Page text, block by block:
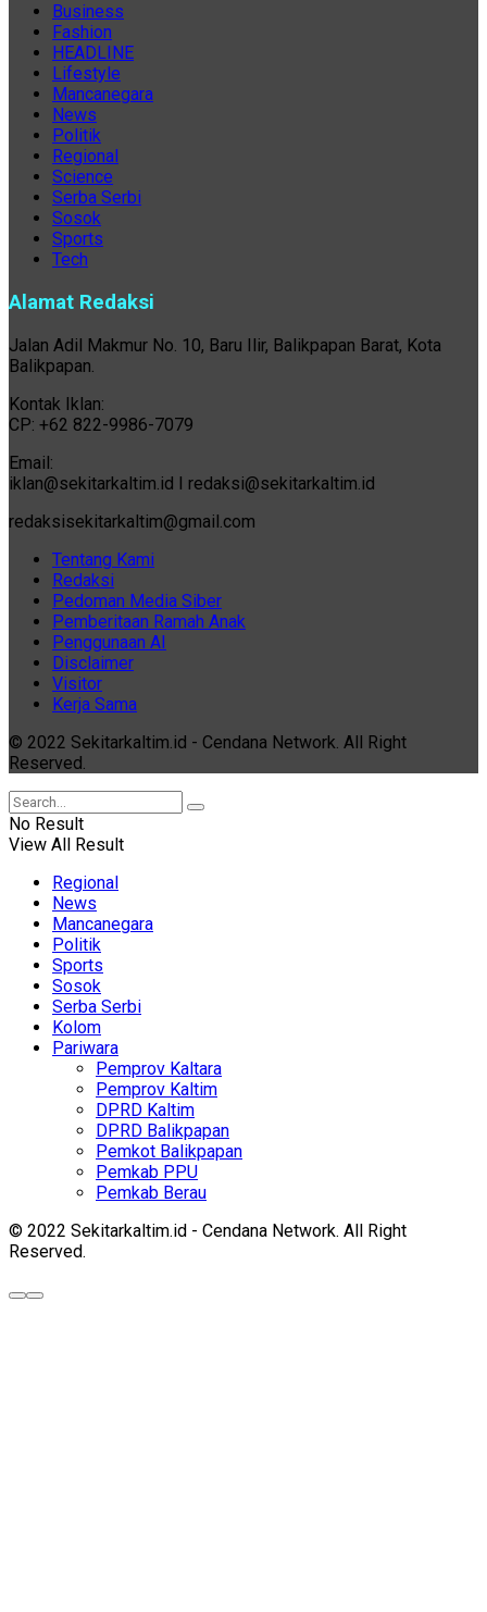
Business
Fashion
HEADLINE
Lifestyle
Mancanegara
News
Politik
Regional
Science
Serba Serbi
Sosok
Sports
Tech
Alamat Redaksi
Jalan Adil Makmur No. 10, Baru Ilir, Balikpapan Barat, Kota
Balikpapan.
Kontak Iklan:
CP: +62 822-9986-7079
Email:
iklan@sekitarkaltim.id I redaksi@sekitarkaltim.id
redaksisekitarkaltim@gmail.com
Tentang Kami
Redaksi
Pedoman Media Siber
Pemberitaan Ramah Anak
Penggunaan AI
Disclaimer
Visitor
Kerja Sama
© 2022 Sekitarkaltim.id - Cendana Network. All Right
Reserved.
No Result
View All Result
Regional
News
Mancanegara
Politik
Sports
Sosok
Serba Serbi
Kolom
Pariwara
Pemprov Kaltara
Pemprov Kaltim
DPRD Kaltim
DPRD Balikpapan
Pemkot Balikpapan
Pemkab PPU
Pemkab Berau
© 2022 Sekitarkaltim.id - Cendana Network. All Right
Reserved.